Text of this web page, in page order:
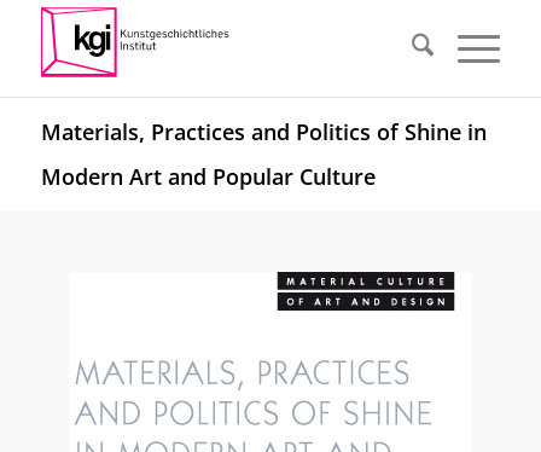
Materials, Practices and Politics of Shine in
Modern Art and Popular Culture